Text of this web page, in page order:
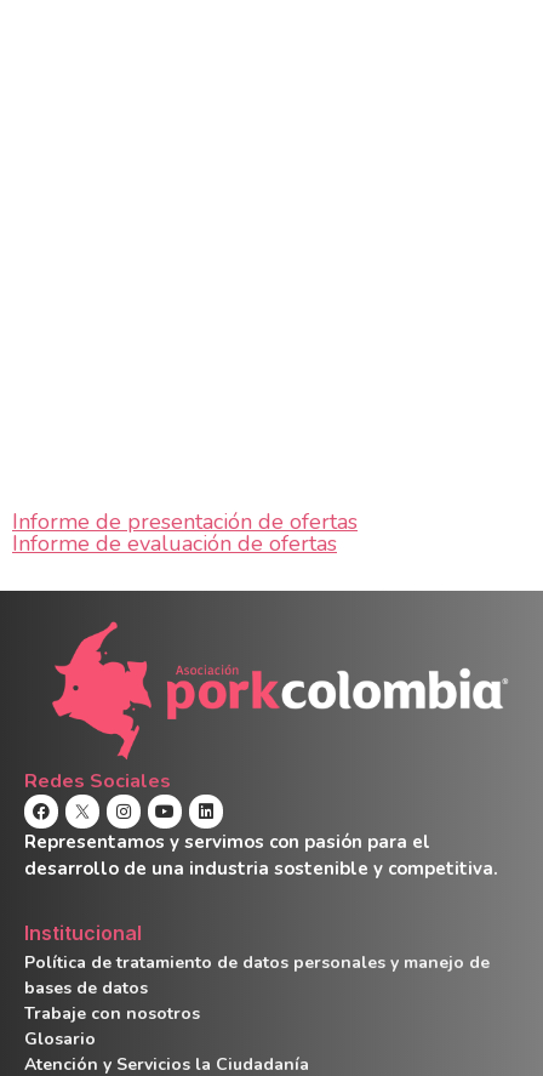
Informe de presentación de ofertas
Informe de evaluación de ofertas
Redes Sociales
Representamos y servimos con pasión para el
desarrollo de una industria sostenible y competitiva.
Institucional
Política de tratamiento de datos personales y manejo de
bases de datos
Trabaje con nosotros
Glosario
Atención y Servicios la Ciudadanía